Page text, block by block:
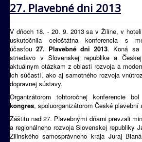
27. Plavebné dni 2013
V dňoch 18. - 20. 9. 2013 sa v Žiline, v
uskutočnila celoštátna konferencia s
účasťou27. Plavebné dni 2013. Koná sa
striedavo v Slovenskej republike a
aktuálnym otázkam z oblasti rozvoja a
ich súčastí, ako aj samotného rozvoja
dopravnej sústavy.
Organizátorom tohtoročnej konferencie bol
kongres, spoluorganizátorom České plavební
Záštitu nad 27. Plavebnými dňami prevzali
a regionálneho rozvoja Slovenskej republiky
Žilinského samosprávneho kraja Juraj